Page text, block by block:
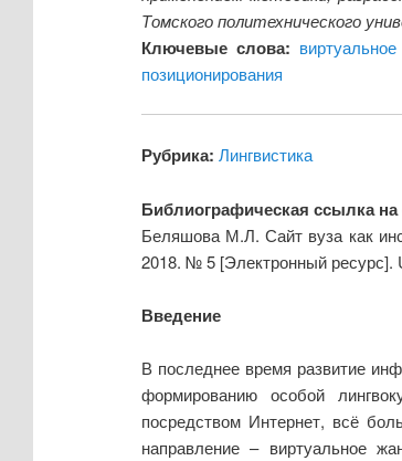
Томского политехнического
Ключевые слова:
позиционирования
Рубрика: Лингвистика
Библиографическая ссылка на
Беляшова М.Л. Сайт вуза как
2018. № 5 [Электронный ресурс].
Введение
В последнее время развитие
формированию особой
посредством Интернет, всё
направление – виртуальное